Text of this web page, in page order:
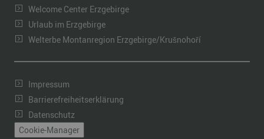
Welcome Center Erzgebirge
Urlaub im Erzgebirge
Welterbe Montanregion Erzgebirge/Krušnohoří
Impressum
Barrierefreiheitserklärung
Datenschutz
Cookie-Manager